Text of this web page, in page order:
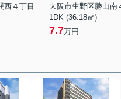
西４丁目
1DK (36.18㎡)
7.7万円